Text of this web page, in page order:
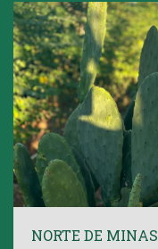
NORTE DE MINAS